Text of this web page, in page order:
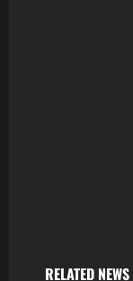
RELATED NEWS